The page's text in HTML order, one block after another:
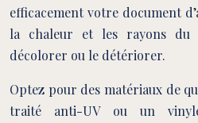
efficacement votre document
la chaleur et les rayons du
décolorer ou le détériorer.
Optez pour des matériaux de
traité anti-UV ou un